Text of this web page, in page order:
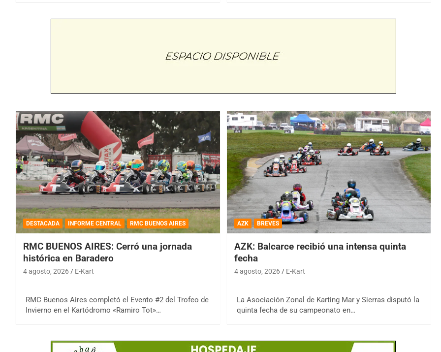
DESTACADA INFORME CENTRAL RMC BUENOS AIRES
RMC BUENOS AIRES: Cerró una jornada
histórica en Baradero
4 agosto, 2026 E-Kart
RMC Buenos Aires completó el Evento #2 del Trofeo de
Invierno en el Kartódromo «Ramiro Tot»…
AZK BREVES
AZK: Balcarce recibió una intensa quinta
fecha
4 agosto, 2026 E-Kart
La Asociación Zonal de Karting Mar y Sierras disputó la
quinta fecha de su campeonato en…